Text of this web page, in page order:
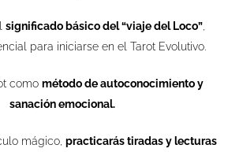
significado básico del “viaje del Loco”,
para iniciarse en el Tarot Evolutivo.
como método de autoconocimiento y
sanación emocional.
mágico, practicarás tiradas y lecturas